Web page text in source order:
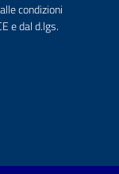
condizioni
e dal d.lgs.